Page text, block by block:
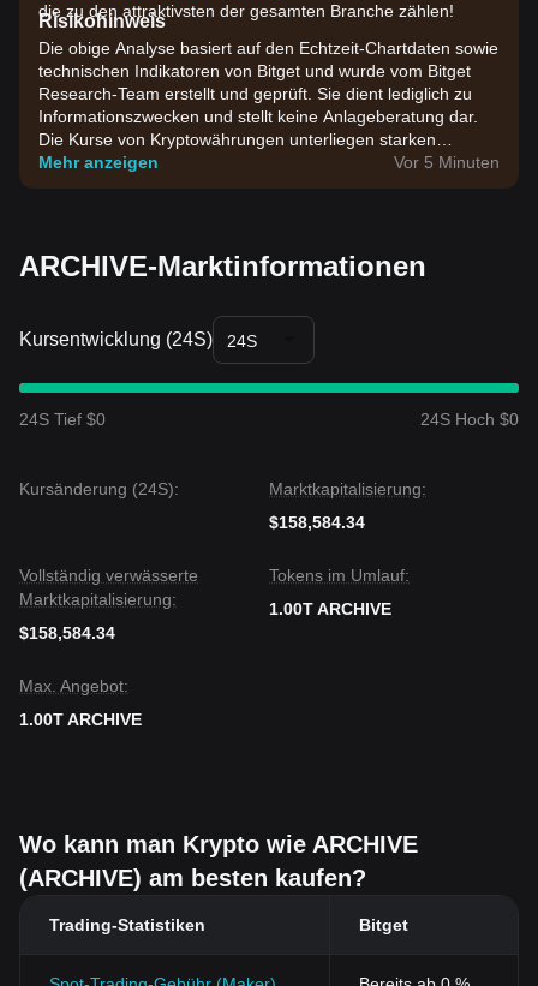
die zu den attraktivsten der gesamten Branche zählen!
Risikohinweis
Die obige Analyse basiert auf den Echtzeit-Chartdaten sowie
technischen Indikatoren von Bitget und wurde vom Bitget
Research-Team erstellt und geprüft. Sie dient lediglich zu
Informationszwecken und stellt keine Anlageberatung dar.
Die Kurse von Kryptowährungen unterliegen starken
Schwankungen. Bitte treffen Sie Investmententscheidungen
entsprechend Ihrer eigenen Risikobereitschaft.
Mehr anzeigen Vor 5 Minuten
ARCHIVE-Marktinformationen
Kursentwicklung (24S) 24S
24S Tief $0 24S Hoch $0
Kursänderung (24S):
Marktkapitalisierung:
$158,584.34
Vollständig verwässerte
Marktkapitalisierung:
$158,584.34
Tokens im Umlauf:
1.00T ARCHIVE
Max. Angebot:
1.00T ARCHIVE
Wo kann man Krypto wie ARCHIVE
(ARCHIVE) am besten kaufen?
Trading-Statistiken Bitget